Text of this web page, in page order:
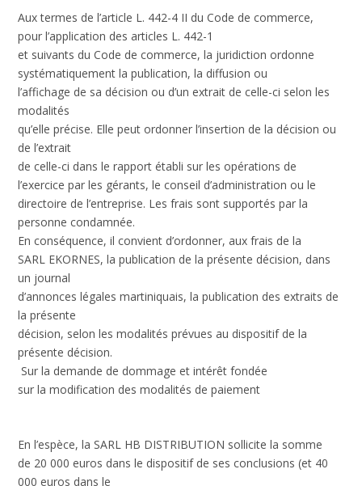
Aux termes de l’article L. 442-4 II du Code de commerce,
pour l’application des articles L. 442-1
et suivants du Code de commerce, la juridiction ordonne
systématiquement la publication, la diffusion ou
l’affichage de sa décision ou d’un extrait de celle-ci selon les
modalités
qu’elle précise. Elle peut ordonner l’insertion de la décision ou
de l’extrait
de celle-ci dans le rapport établi sur les opérations de
l’exercice par les gérants, le conseil d’administration ou le
directoire de l’entreprise. Les frais sont supportés par la
personne condamnée.
En conséquence, il convient d’ordonner, aux frais de la
SARL EKORNES, la publication de la présente décision, dans
un journal
d’annonces légales martiniquais, la publication des extraits de
la présente
décision, selon les modalités prévues au dispositif de la
présente décision.
Sur la demande de dommage et intérêt fondée
sur la modification des modalités de paiement
En l’espèce, la SARL HB DISTRIBUTION sollicite la somme
de 20 000 euros dans le dispositif de ses conclusions (et 40
000 euros dans le